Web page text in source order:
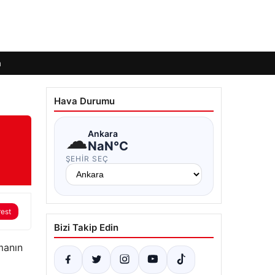
Hava Durumu
☁Ankara
NaN°C
ŞEHIR SEÇ
Bizi Takip Edin